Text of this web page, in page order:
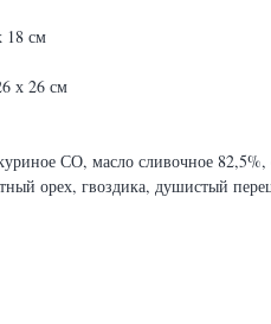
18 см
х 26 см
СО, масло сливочное 82,5%,
орех, гвоздика, душистый